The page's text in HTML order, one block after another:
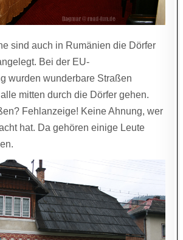
sind auch in Rumänien die Dörfer
Bei der EU-
wurden wunderbare Straßen
mitten durch die Dörfer gehen.
Fehlanzeige! Keine Ahnung, wer
hat. Da gehören einige Leute